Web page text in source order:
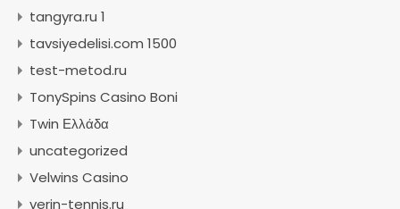
tangyra.ru 1
tavsiyedelisi.com 1500
test-metod.ru
TonySpins Casino Boni
Twin Ελλάδα
uncategorized
Velwins Casino
verin-tennis.ru